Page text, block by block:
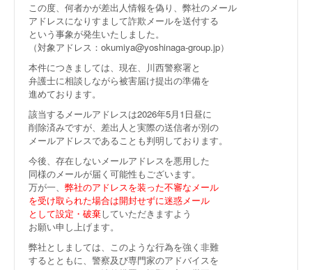
この度、何者かが差出人情報を偽り、弊社のメール
アドレスになりすまして詐欺メールを送付する
という事象が発生いたしました。
（対象アドレス：okumiya@yoshinaga-group.jp）
本件につきましては、現在、川西警察署と
弁護士に相談しながら被害届け提出の準備を
進めております。
該当するメールアドレスは2026年5月1日昼に
削除済みですが、差出人と実際の送信者が別の
メールアドレスであることも判明しております。
今後、存在しないメールアドレスを悪用した
同様のメールが届く可能性もございます。
万が一、 弊社のアドレスを装った不審なメール
を受け取られた場合は開封せずに迷惑メール
として設定・破棄していただきますよう
お願い申し上げます。
弊社としましては、このような行為を強く非難
するとともに、警察及び専門家のアドバイスを